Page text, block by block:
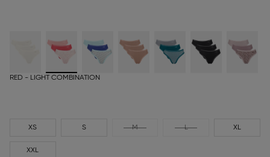
RED - LIGHT COMBINATION
XS S M L XL
XXL